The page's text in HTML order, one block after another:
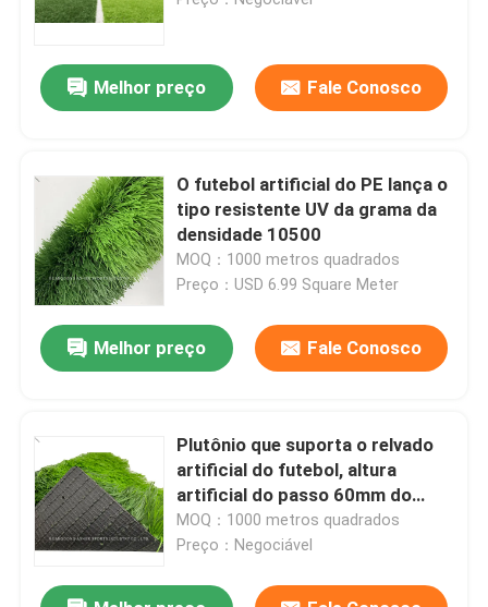
Pista de atletismo pré-fabricada
Pista de corrida de poliuretano
Passos de futebol artificiais
Pista de Corrida Porosa
Relvado artificial da grama do jardim
Melhor preço Fale Conosco
O futebol artificial do PE lança o
tipo resistente UV da grama da
densidade 10500
MOQ：1000 metros quadrados
Preço：USD 6.99 Square Meter
Melhor preço Fale Conosco
Plutônio que suporta o relvado
artificial do futebol, altura
artificial do passo 60mm do
futebol
MOQ：1000 metros quadrados
Preço：Negociável